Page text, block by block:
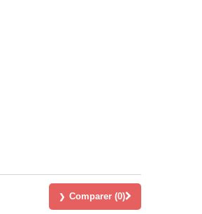
Comparer (0)